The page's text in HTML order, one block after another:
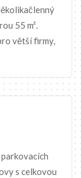
55 m².
větší firmy,
s celkovou